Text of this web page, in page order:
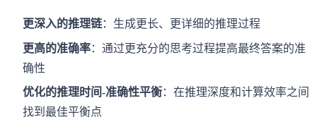
更深入的推理链：生成更长、更详细的推理过程
更高的准确率：通过更充分的思考过程提高最终答案的准
确性
优化的推理时间-准确性平衡：在推理深度和计算效率之间
找到最佳平衡点